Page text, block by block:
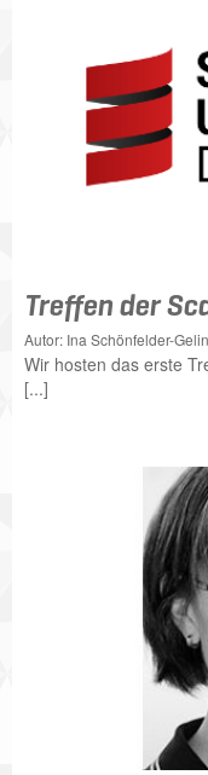
Treffen der
Autor: Ina Schönfelder-
Wir hosten das erste
[...]